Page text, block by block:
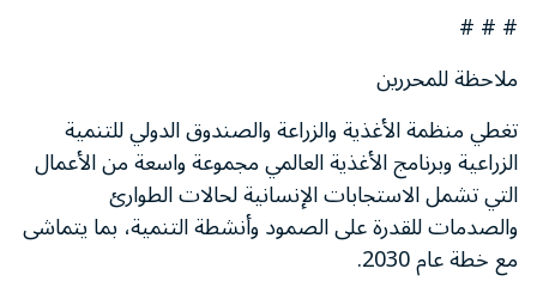
# # #
ملاحظة للمحررين
تغطي منظمة الأغذية والزراعة والصندوق الدولي للتنمية
الزراعية وبرنامج الأغذية العالمي مجموعة واسعة من الأعمال
التي تشمل الاستجابات الإنسانية لحالات الطوارئ
والصدمات للقدرة على الصمود وأنشطة التنمية، بما يتماشى
مع خطة عام 2030.